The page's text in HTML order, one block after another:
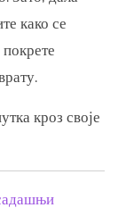
како се
кроз своје